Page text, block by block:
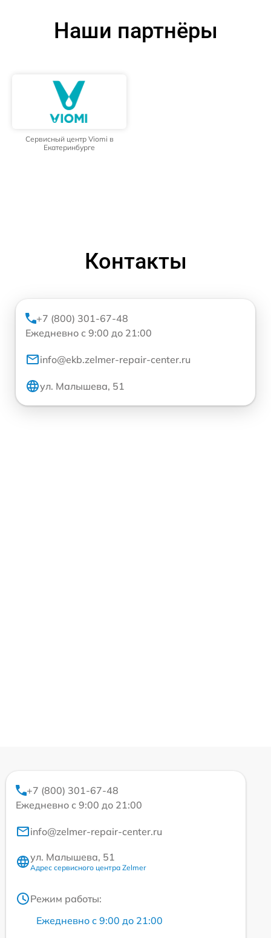
Наши партнёры
Сервисный центр Viomi в
Екатеринбурге
Контакты
+7 (800) 301-67-48
Ежедневно с 9:00 до 21:00
info@ekb.zelmer-repair-center.ru
ул. Малышева, 51
+7 (800) 301-67-48
Ежедневно с 9:00 до 21:00
info@zelmer-repair-center.ru
ул. Малышева, 51
Адрес сервисного центра Zelmer
Режим работы:
Ежедневно с 9:00 до 21:00